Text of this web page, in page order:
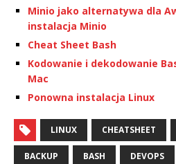
Minio jako alternatywa dla
instalacja Minio
Cheat Sheet Bash
Kodowanie i dekodowanie
Mac
Ponowna instalacja Linux
LINUX CHEATSHEET
BACKUP BASH DEVOPS